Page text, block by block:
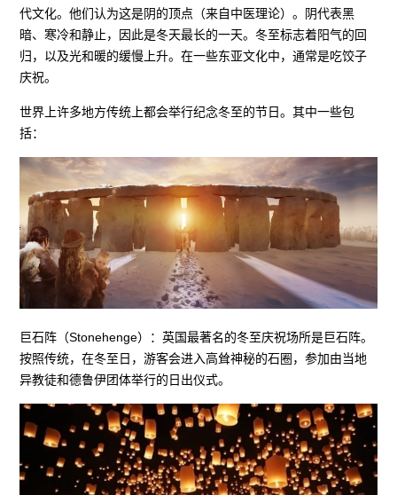
代文化。他们认为这是阴的顶点（来自中医理论）。阴代表黑
暗、寒冷和静止，因此是冬天最长的一天。冬至标志着阳气的回
归，以及光和暖的缓慢上升。在一些东亚文化中，通常是吃饺子
庆祝。
世界上许多地方传统上都会举行纪念冬至的节日。其中一些包
括：
巨石阵（Stonehenge）：英国最著名的冬至庆祝场所是巨石阵。
按照传统，在冬至日，游客会进入高耸神秘的石圈，参加由当地
异教徒和德鲁伊团体举行的日出仪式。